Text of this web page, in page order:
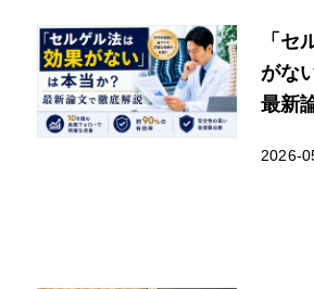
「セ
がな
最新
2026-